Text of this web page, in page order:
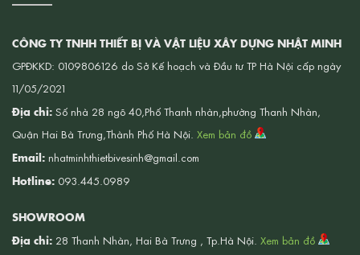
CÔNG TY TNHH THIẾT BỊ VÀ VẬT LIỆU XÂY DỰNG NHẬT MINH
GPĐKKD: 0109806126 do Sở Kế hoạch và Đầu tư TP Hà Nội cấp ngày
11/05/2021
Địa chỉ: Số nhà 28 ngõ 40,Phố Thanh nhàn,phường Thanh Nhàn,
Quận Hai Bà Trưng,Thành Phố Hà Nội. Xem bản đồ
Email: nhatminhthietbivesinh@gmail.com
Hotline: 093.445.0989
SHOWROOM
Địa chỉ: 28 Thanh Nhàn, Hai Bà Trưng , Tp.Hà Nội. Xem bản đồ